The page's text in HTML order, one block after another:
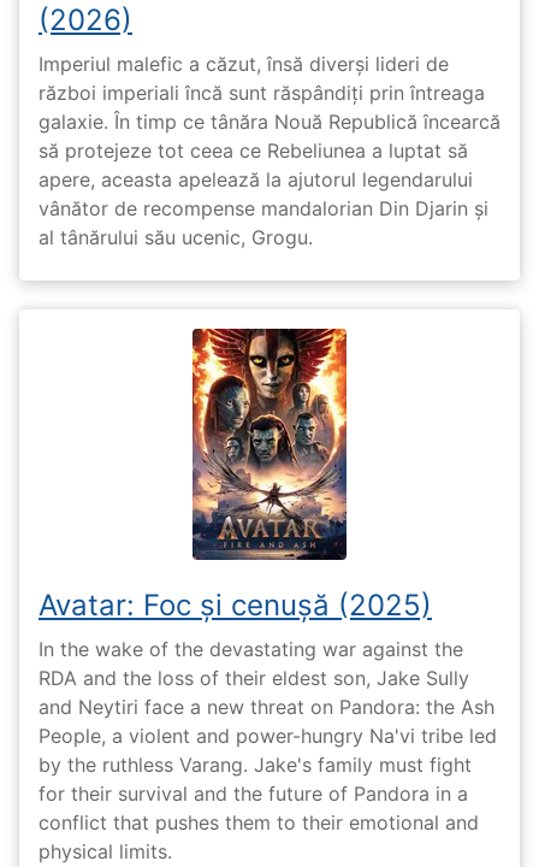
(2026)
Imperiul malefic a căzut, însă diverși lideri de
război imperiali încă sunt răspândiți prin întreaga
galaxie. În timp ce tânăra Nouă Republică încearcă
să protejeze tot ceea ce Rebeliunea a luptat să
apere, aceasta apelează la ajutorul legendarului
vânător de recompense mandalorian Din Djarin și
al tânărului său ucenic, Grogu.
Avatar: Foc și cenușă (2025)
In the wake of the devastating war against the
RDA and the loss of their eldest son, Jake Sully
and Neytiri face a new threat on Pandora: the Ash
People, a violent and power-hungry Na'vi tribe led
by the ruthless Varang. Jake's family must fight
for their survival and the future of Pandora in a
conflict that pushes them to their emotional and
physical limits.